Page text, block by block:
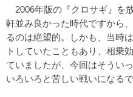
2006年版の『クロサギ』を
軒並み良かった時代ですから
るのは絶望的。しかも、当時
トしていたこともあり、相乗
ていましたが、今回はそうい
いろいろと苦しい戦いになる